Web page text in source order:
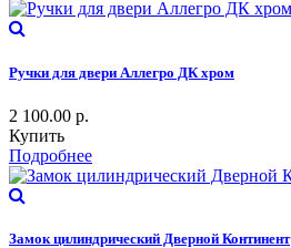
Ручки для двери Аллегро ДК хром
2 100.00 р.
Купить
Подробнее
Замок цилиндрический Дверной Континент